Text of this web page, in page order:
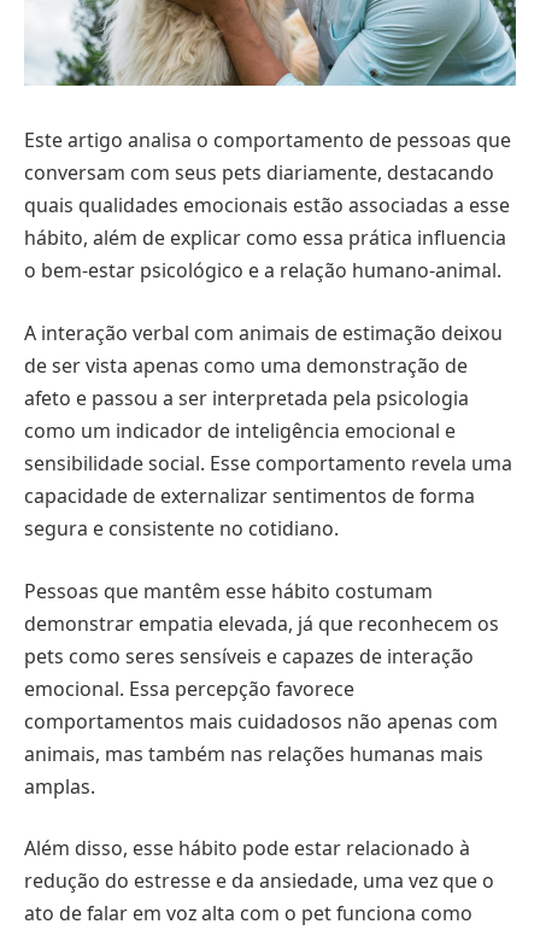
Este artigo analisa o comportamento de pessoas que
conversam com seus pets diariamente, destacando
quais qualidades emocionais estão associadas a esse
hábito, além de explicar como essa prática influencia
o bem-estar psicológico e a relação humano-animal.
A interação verbal com animais de estimação deixou
de ser vista apenas como uma demonstração de
afeto e passou a ser interpretada pela psicologia
como um indicador de inteligência emocional e
sensibilidade social. Esse comportamento revela uma
capacidade de externalizar sentimentos de forma
segura e consistente no cotidiano.
Pessoas que mantêm esse hábito costumam
demonstrar empatia elevada, já que reconhecem os
pets como seres sensíveis e capazes de interação
emocional. Essa percepção favorece
comportamentos mais cuidadosos não apenas com
animais, mas também nas relações humanas mais
amplas.
Além disso, esse hábito pode estar relacionado à
redução do estresse e da ansiedade, uma vez que o
ato de falar em voz alta com o pet funciona como